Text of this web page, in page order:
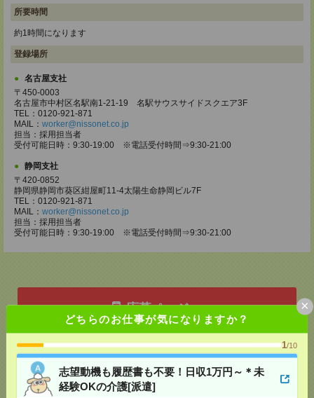
どちらのお仕事が気になりますか？
1/10
志望動機も履歴書も不要！日収1万円～＊未
経験OKの介護[派遣]
×
所要時間
約1時間になります
登録場所
名古屋支社
〒450-0003
名古屋市中村区名駅南1-21-19 名駅サウスサイドスクエア3F
TEL：0120-921-871
MAIL： worker@nissonet.co.jp
担当：採用担当者
受付可能日時：9:30-19:00 ※電話受付時間⇒9:30-21:00
静岡支社
〒420-0852
静岡県静岡市葵区紺屋町11-4太陽生命静岡ビル7F
TEL：0120-921-871
MAIL： worker@nissonet.co.jp
担当：採用担当者
受付可能日時：9:30-19:00 ※電話受付時間⇒9:30-21:00
応募ページへ
気になる！